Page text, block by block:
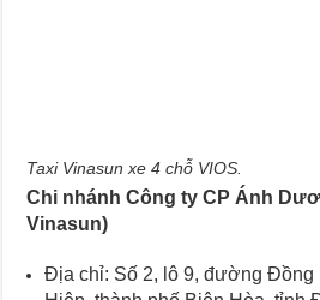
Taxi Vinasun xe 4 chỗ VIOS.
Chi nhánh Công ty CP Ánh
Vinasun)
Địa chỉ: Số 2, lô 9, đường